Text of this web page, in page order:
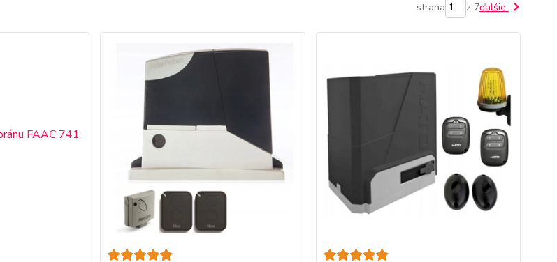
strana z 7ďalšie